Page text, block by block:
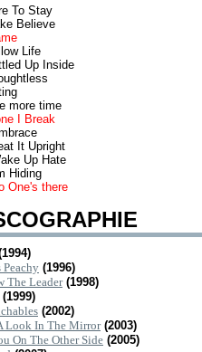
To Stay
Believe
Life
Up Inside
more time
I Break
It Upright
Up Hate
Hiding
One's there
(1996)
The Leader (1998)
(1999)
(2002)
Look In The Mirror (2003)
On The Other Side (2005)